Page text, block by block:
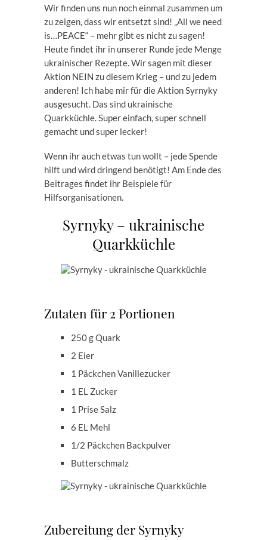
Wir finden uns nun noch einmal zusammen um
zu zeigen, dass wir entsetzt sind! „All we need
is…PEACE“ – mehr gibt es nicht zu sagen!
Heute findet ihr in unserer Runde jede Menge
ukrainischer Rezepte. Wir sagen mit dieser
Aktion NEIN zu diesem Krieg – und zu jedem
anderen! Ich habe mir für die Aktion Syrnyky
ausgesucht. Das sind ukrainische
Quarkküchle. Super einfach, super schnell
gemacht und super lecker!
Wenn ihr auch etwas tun wollt – jede Spende
hilft und wird dringend benötigt! Am Ende des
Beitrages findet ihr Beispiele für
Hilfsorganisationen.
Syrnyky – ukrainische
Quarkküchle
Zutaten für 2 Portionen
250 g Quark
2 Eier
1 Päckchen Vanillezucker
1 EL Zucker
1 Prise Salz
6 EL Mehl
1/2 Päckchen Backpulver
Butterschmalz
Zubereitung der Syrnyky